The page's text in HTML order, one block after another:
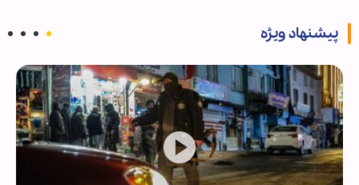
پیشنهاد ویژه